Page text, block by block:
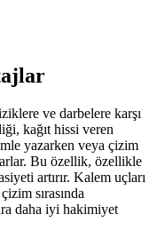
ve darbelere karşı
kağıt hissi veren
yazarken veya çizim
Bu özellik, özellikle
artırır. Kalem uçları
sırasında
daha iyi hakimiyet